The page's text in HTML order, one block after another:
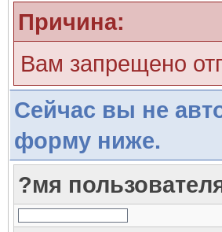
Причина:
Вам запрещено
Сейчас вы не
форму ниже.
?мя